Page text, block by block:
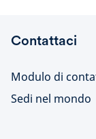
Contattaci
Modulo di
Sedi nel mondo